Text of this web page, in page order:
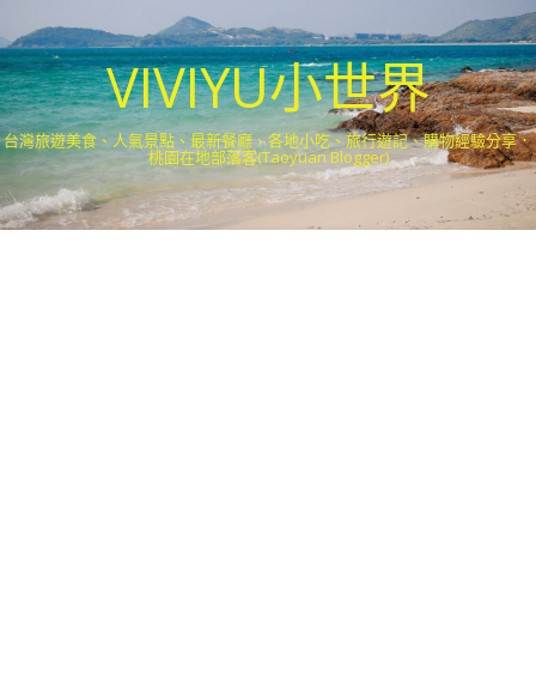
VIVIYU小世界
台灣旅遊美食、人氣景點、最新餐廳、各地小吃、旅行遊記、購物經驗分享．
桃園在地部落客(Taoyuan Blogger)